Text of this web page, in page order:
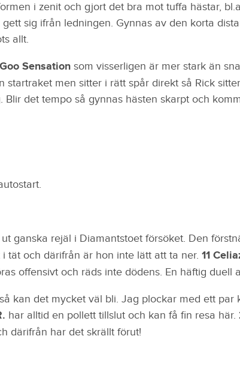
i zenit och gjort det bra mot tuffa hästar,
sig ifrån ledningen. Gynnas av den korta
allt.
Sensationsom visserligen är mer stark än
startraket men sitter i rätt spår direkt så Rick
det tempo så gynnas hästen skarpt och
ganska rejäl i Diamantstoet försöket. Den
tät och därifrån är hon inte lätt att ta ner. 11
offensivt och räds inte dödens. En häftig duell
kan det mycket väl bli. Jag plockar med ett par
har alltid en pollett tillslut och kan få fin resa här.
därifrån har det skrällt förut!